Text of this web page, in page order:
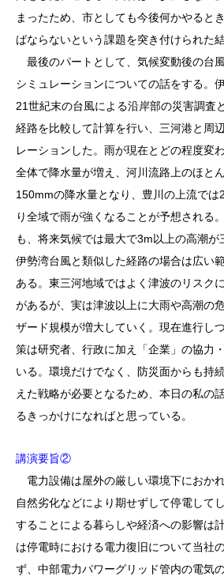
まったため、市としても今後何かやると
ばならないという課題を突き付けられた
最後のパートとして、気候変動後の台
シミュレーションについての話をする。
21世紀末の台風による沿岸部の災害調査
経路を比較して計算を行い、三河港と周
レーションした。雨が現在とどの程度変
全体で降水量が増え、河川流路上のほと
150mmの降水量となり、豊川の上流で
り全域で雨が強くなることが予想される
も、将来気候では最大で3m以上の高潮が
伊勢湾台風と類似した経路の場合は広い
ある。東三河地域ではよく津波のリスク
があるが、実は津波以上に大雨や高潮の
ザード規模が増大していく。現在進行し
策は研究者、行政に加え「企業」の協力
いる。環境だけでなく、防災面からも持
えた戦略が必要となるため、本日の私の
るきっかけになればと思っている。
講演要旨②
電力設備は屋外の厳しい環境下におか
自然劣化などにより期せずして停電して
することによる暮らしや経済への影響は
は停電時における電力復旧について当社
ず、中部電力パワーグリッド管内の電気